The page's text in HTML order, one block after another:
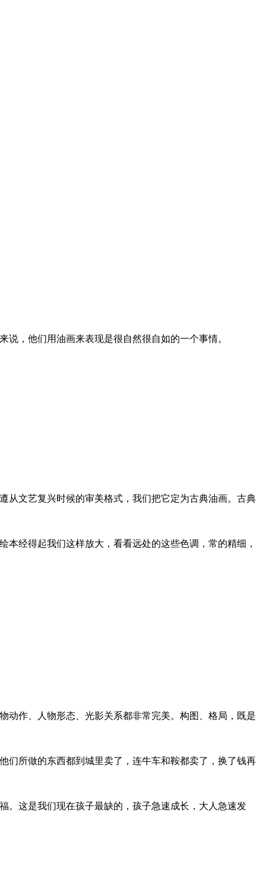
，他们用油画来表现是很自然很自如的一个事情。
从文艺复兴时候的审美格式，我们把它定为古典油画。古典
经得起我们这样放大，看看远处的这些色调，常的精细，
动作、人物形态、光影关系都非常完美。构图、格局，既是
们所做的东西都到城里卖了，连牛车和鞍都卖了，换了钱再
。这是我们现在孩子最缺的，孩子急速成长，大人急速发